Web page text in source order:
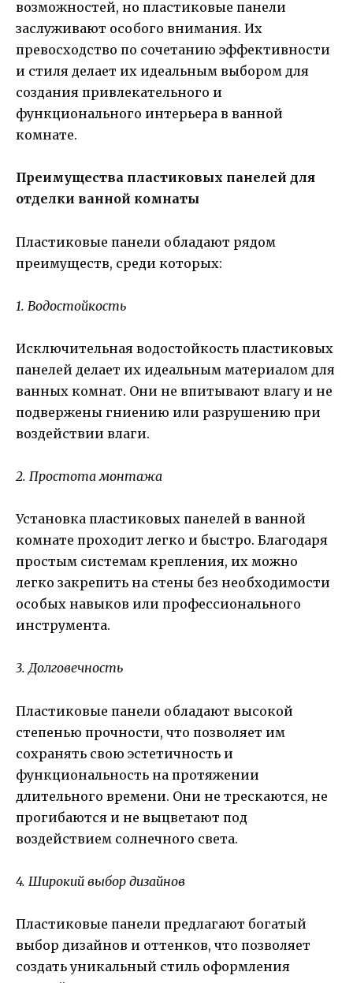
возможностей, но пластиковые панели
заслуживают особого внимания. Их
превосходство по сочетанию эффективности
и стиля делает их идеальным выбором для
создания привлекательного и
функционального интерьера в ванной
комнате.
Преимущества пластиковых панелей для
отделки ванной комнаты
Пластиковые панели обладают рядом
преимуществ, среди которых:
1. Водостойкость
Исключительная водостойкость пластиковых
панелей делает их идеальным материалом для
ванных комнат. Они не впитывают влагу и не
подвержены гниению или разрушению при
воздействии влаги.
2. Простота монтажа
Установка пластиковых панелей в ванной
комнате проходит легко и быстро. Благодаря
простым системам крепления, их можно
легко закрепить на стены без необходимости
особых навыков или профессионального
инструмента.
3. Долговечность
Пластиковые панели обладают высокой
степенью прочности, что позволяет им
сохранять свою эстетичность и
функциональность на протяжении
длительного времени. Они не трескаются, не
прогибаются и не выцветают под
воздействием солнечного света.
4. Широкий выбор дизайнов
Пластиковые панели предлагают богатый
выбор дизайнов и оттенков, что позволяет
создать уникальный стиль оформления